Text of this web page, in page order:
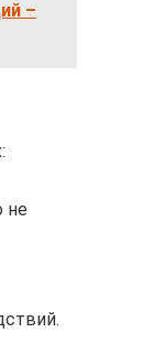
–
не